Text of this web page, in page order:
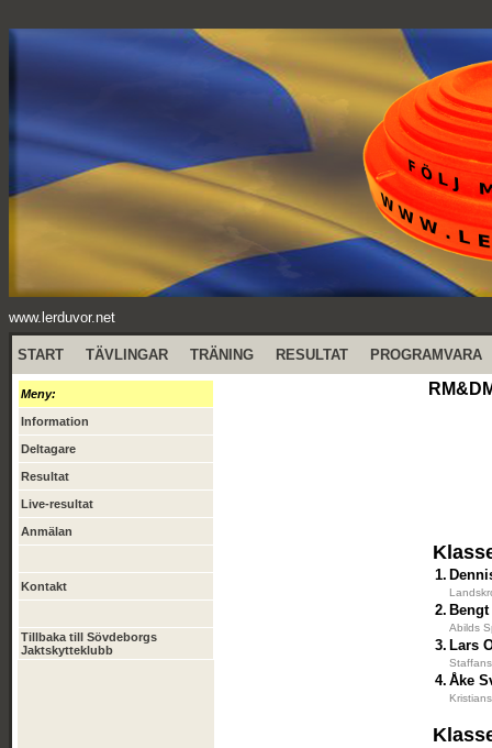
www.lerduvor.net
START TÄVLINGAR TRÄNING RESULTAT PROGRAMVARA
Meny:
Information
Deltagare
Resultat
Live-resultat
Anmälan
Kontakt
Tillbaka till Sövdeborgs
Jaktskytteklubb
1.
2.
Abilds
3. Lars
4. Åke